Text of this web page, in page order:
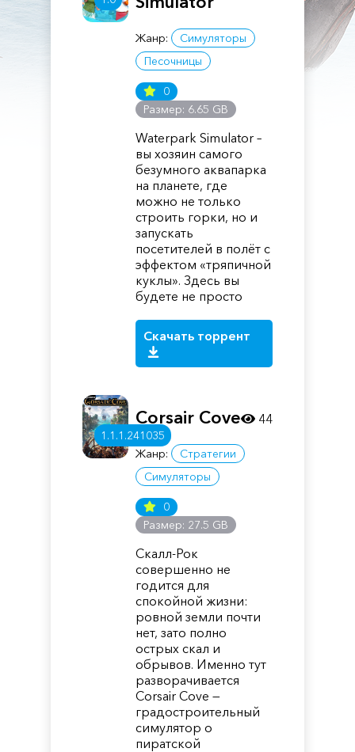
Жанр:
Симуляторы
Песочницы
0
Размер: 6.65 GB
Waterpark Simulator –
вы хозяин самого
безумного аквапарка
на планете, где
можно не только
строить горки, но и
запускать
посетителей в полёт с
эффектом «тряпичной
куклы». Здесь вы
будете не просто
Скачать торрент
1.1.1.241035
Corsair Cove
Жанр:
Стратегии
Симуляторы
0
Размер: 27.5 GB
Скалл-Рок
совершенно не
годится для
спокойной жизни:
ровной земли почти
нет, зато полно
острых скал и
обрывов. Именно тут
разворачивается
Corsair Cove —
градостроительный
симулятор о
пиратской
44